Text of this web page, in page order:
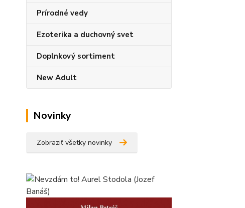
Prírodné vedy
Ezoterika a duchovný svet
Doplnkový sortiment
New Adult
Novinky
Zobraziť všetky novinky